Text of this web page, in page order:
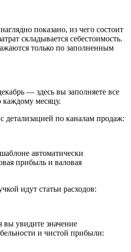
показано, из чего состоит
складывается себестоимость.
только по заполненным
— здесь вы заполняете все
каждому месяцу.
по каналам продаж:
автоматически
прибыль и валовая
идут статьи расходов:
вы увидите значение
и чистой прибыли: